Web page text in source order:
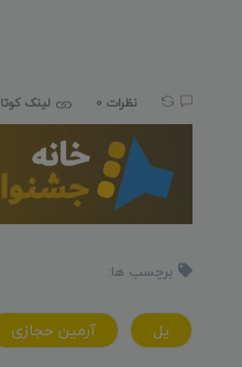
نظرات 0 لینک
برچسب ها:
یل آرمین حجازی